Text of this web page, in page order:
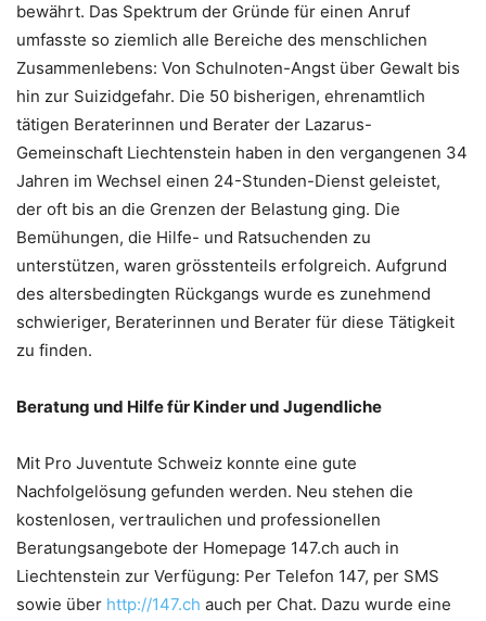
bewährt. Das Spektrum der Gründe für einen Anruf
umfasste so ziemlich alle Bereiche des menschlichen
Zusammenlebens: Von Schulnoten-Angst über Gewalt bis
hin zur Suizidgefahr. Die 50 bisherigen, ehrenamtlich
tätigen Beraterinnen und Berater der Lazarus-
Gemeinschaft Liechtenstein haben in den vergangenen 34
Jahren im Wechsel einen 24-Stunden-Dienst geleistet,
der oft bis an die Grenzen der Belastung ging. Die
Bemühungen, die Hilfe- und Ratsuchenden zu
unterstützen, waren grösstenteils erfolgreich. Aufgrund
des altersbedingten Rückgangs wurde es zunehmend
schwieriger, Beraterinnen und Berater für diese Tätigkeit
zu finden.
Beratung und Hilfe für Kinder und Jugendliche
Mit Pro Juventute Schweiz konnte eine gute
Nachfolgelösung gefunden werden. Neu stehen die
kostenlosen, vertraulichen und professionellen
Beratungsangebote der Homepage 147.ch auch in
Liechtenstein zur Verfügung: Per Telefon 147, per SMS
sowie über http://147.ch auch per Chat. Dazu wurde eine